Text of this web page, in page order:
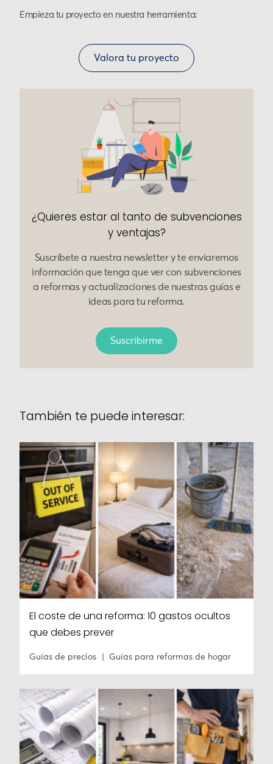
Empieza tu proyecto en nuestra herramienta:
Valora tu proyecto
¿Quieres estar al tanto de subvenciones
y ventajas?
Suscríbete a nuestra newsletter y te enviaremos
información que tenga que ver con subvenciones
a reformas y actualizaciones de nuestras guías e
ideas para tu reforma.
Suscribirme
También te puede interesar:
El coste de una reforma: 10 gastos ocultos
que debes prever
Guías de precios Guías para reformas de hogar